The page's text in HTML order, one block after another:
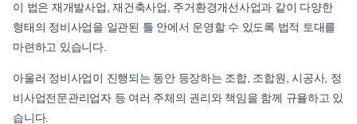
이 법은 재개발사업, 재건축사업, 주거환경개선사업과 같이 다양한
형태의 정비사업을 일관된 틀 안에서 운영할 수 있도록 법적 토대를
마련하고 있습니다.
아울러 정비사업이 진행되는 동안 등장하는 조합, 조합원, 시공사, 정
비사업전문관리업자 등 여러 주체의 권리와 책임을 함께 규율하고 있
습니다.